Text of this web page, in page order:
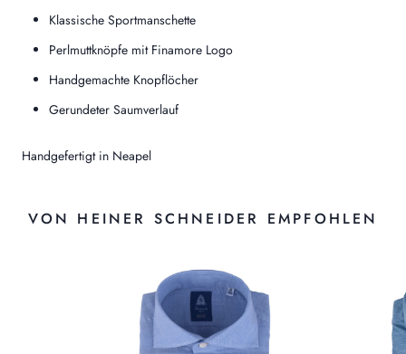
Klassische Sportmanschette
Perlmuttknöpfe mit Finamore Logo
Handgemachte Knopflöcher
Gerundeter Saumverlauf
Handgefertigt in Neapel
VON HEINER SCHNEIDER EMPFOHLEN